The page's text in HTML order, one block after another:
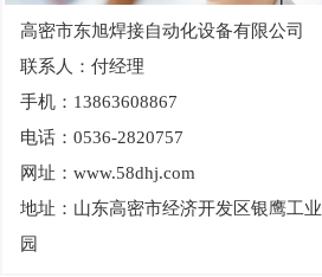
高密市东旭焊接自动化设备有限公司
联系人：付经理
手机：13863608867
电话：0536-2820757
网址：www.58dhj.com
地址：山东高密市经济开发区银鹰工业
园